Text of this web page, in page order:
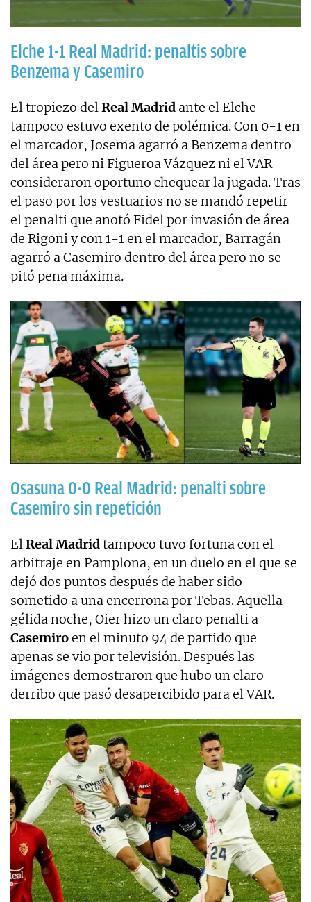
Elche 1-1 Real Madrid: penaltis sobre
Benzema y Casemiro
El tropiezo delReal Madrid ante el Elche
tampoco estuvo exento de polémica. Con 0-1 en
el marcador, Josema agarró a Benzema dentro
del área pero ni Figueroa Vázquez ni el VAR
consideraron oportuno chequear la jugada. Tras
el paso por los vestuarios no se mandó repetir
el penalti que anotó Fidel por invasión de área
de Rigoni y con 1-1 en el marcador, Barragán
agarró a Casemiro dentro del área pero no se
pitó pena máxima.
Osasuna 0-0 Real Madrid: penalti sobre
Casemiro sin repetición
ElReal Madridtampoco tuvo fortuna con el
arbitraje en Pamplona, en un duelo en el que se
dejó dos puntos después de haber sido
sometido a una encerrona por Tebas. Aquella
gélida noche, Oier hizo un claro penalti a
Casemiroen el minuto 94 de partido que
apenas se vio por televisión. Después las
imágenes demostraron que hubo un claro
derribo que pasó desapercibido para el VAR.